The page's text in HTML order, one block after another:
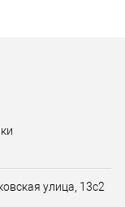
улица, 13с2